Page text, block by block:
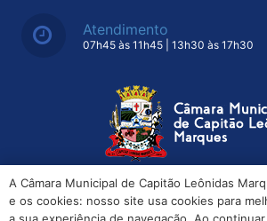
HOJE! A
ESTARÁ
A Câmara Municipal de Capitão Leônidas
e os cookies: nosso site usa cookies para